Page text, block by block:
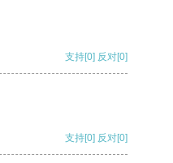
支持[0] 反对[0]
支持[0] 反对[0]